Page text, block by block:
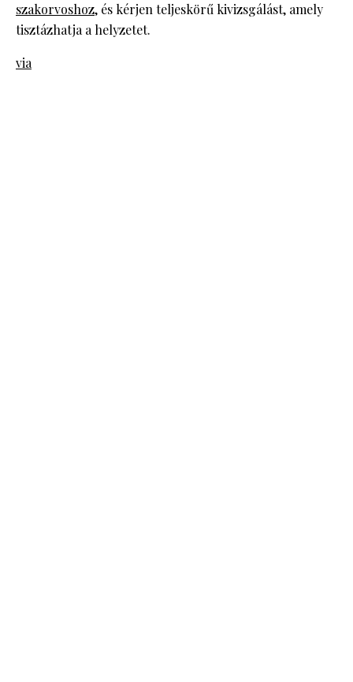
szakorvoshoz, és kérjen teljeskörű kivizsgálást, amely
tisztázhatja a helyzetet.
via